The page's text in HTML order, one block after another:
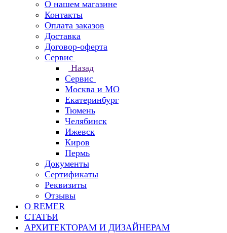
О нашем магазине
Контакты
Оплата заказов
Доставка
Договор-оферта
Сервис
Назад
Сервис
Москва и МО
Екатеринбург
Тюмень
Челябинск
Ижевск
Киров
Пермь
Документы
Сертификаты
Реквизиты
Отзывы
О REMER
СТАТЬИ
АРХИТЕКТОРАМ И ДИЗАЙНЕРАМ